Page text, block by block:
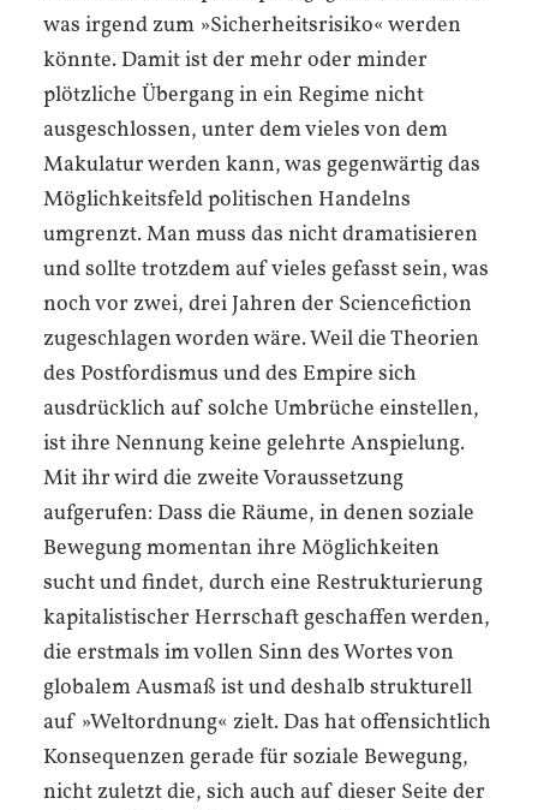
was irgend zum »Sicherheitsrisiko« werden
könnte. Damit ist der mehr oder minder
plötzliche Übergang in ein Regime nicht
ausgeschlossen, unter dem vieles von dem
Makulatur werden kann, was gegenwärtig das
Möglichkeitsfeld politischen Handelns
umgrenzt. Man muss das nicht dramatisieren
und sollte trotzdem auf vieles gefasst sein, was
noch vor zwei, drei Jahren der Science­fiction
zugeschlagen worden wäre. Weil die Theorien
des Post­fordismus und des Empire sich
ausdrücklich auf solche Umbrüche einstellen,
ist ihre Nennung keine gelehrte Anspielung.
Mit ihr wird die zweite Voraussetzung
aufgerufen: Dass die Räume, in denen soziale
Bewegung momentan ihre Möglichkeiten
sucht und findet, durch eine Restrukturierung
kapitalistischer Herrschaft geschaffen werden,
die erstmals im vollen Sinn des Wortes von
globalem Ausmaß ist und deshalb strukturell
auf »Weltordnung« zielt. Das hat offensichtlich
Konsequenzen gerade für soziale Bewegung,
nicht zuletzt die, sich auch auf dieser Seite der